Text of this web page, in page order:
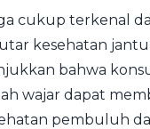
cukup terkenal
kesehatan
bahwa
wajar dapat
pembuluh